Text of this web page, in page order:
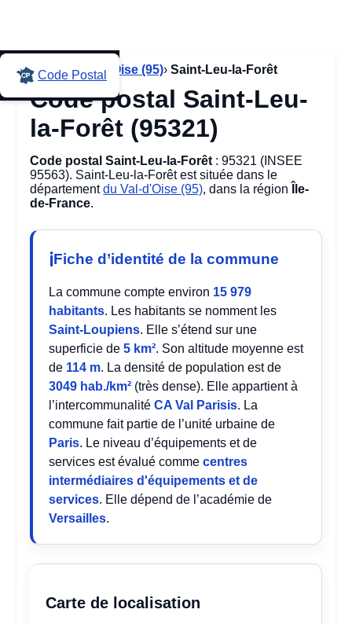
Code Postal
Accueil › Val-d'Oise (95)› Saint-Leu-la-Forêt
Code postal Saint-Leu-
la-Forêt (95321)
Code postal Saint-Leu-la-Forêt : 95321 (INSEE
95563). Saint-Leu-la-Forêt est située dans le
départementdu Val-d'Oise (95), dans la région
Île-
de-France.
Fiche d’identité de la commune
La commune compte environ 15 979
habitants. Les habitants se nomment les
Saint-Loupiens. Elle s’étend sur une
superficie de5 km². Son altitude moyenne est
de 114 m. La densité de population est de
3049 hab./km² (très dense). Elle appartient à
l’intercommunalitéCA Val Parisis. La
commune fait partie de l’unité urbaine de
Paris. Le niveau d’équipements et de
services est évalué commecentres
intermédiaires d'équipements et de
services. Elle dépend de l’académie de
Versailles.
Carte de localisation